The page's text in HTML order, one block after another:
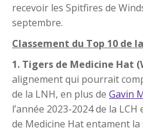
recevoir les Spitfires de
septembre.
Classement du Top 10 de
1. Tigers de Medicine Hat
alignement qui pourrait
de la LNH, en plus de Gavin
l’année 2023-2024 de la
de Medicine Hat entament